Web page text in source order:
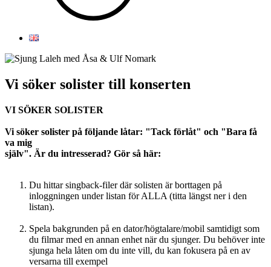
Vi söker solister till konserten
VI SÖKER SOLISTER
Vi söker solister på följande låtar: "Tack förlåt" och "Bara få
va mig
själv". Är du intresserad? Gör så här:
Du hittar singback-filer där solisten är borttagen på
inloggningen under listan för ALLA (titta längst ner i den
listan).
Spela bakgrunden på en dator/högtalare/mobil samtidigt som
du filmar med en annan enhet när du sjunger. Du behöver inte
sjunga hela låten om du inte vill, du kan fokusera på en av
versarna till exempel